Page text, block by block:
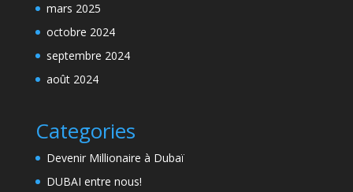
mars 2025
octobre 2024
septembre 2024
août 2024
Categories
Devenir Millionaire à Dubaï
DUBAI entre nous!